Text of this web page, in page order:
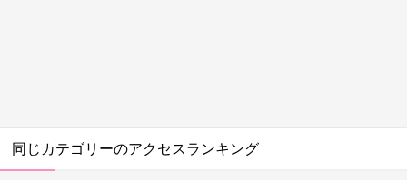
同じカテゴリーのアクセスランキング